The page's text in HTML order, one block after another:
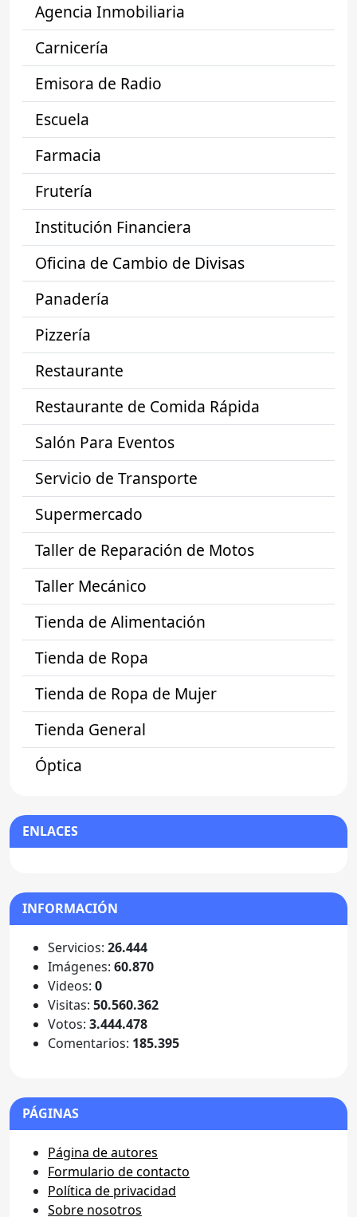
Agencia Inmobiliaria
Carnicería
Emisora de Radio
Escuela
Farmacia
Frutería
Institución Financiera
Oficina de Cambio de Divisas
Panadería
Pizzería
Restaurante
Restaurante de Comida Rápida
Salón Para Eventos
Servicio de Transporte
Supermercado
Taller de Reparación de Motos
Taller Mecánico
Tienda de Alimentación
Tienda de Ropa
Tienda de Ropa de Mujer
Tienda General
Óptica
ENLACES
INFORMACIÓN
Servicios: 26.444
Imágenes: 60.870
Videos: 0
Visitas: 50.560.362
Votos: 3.444.478
Comentarios: 185.395
PÁGINAS
Página de autores
Formulario de contacto
Política de privacidad
Sobre nosotros